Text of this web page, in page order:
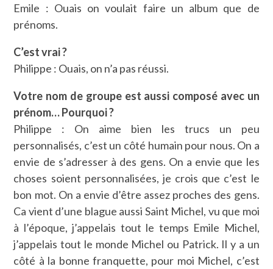
Emile : Ouais on voulait faire un album que de
prénoms.
C’est vrai ?
Philippe : Ouais, on n’a pas réussi.
Votre nom de groupe est aussi composé avec un
prénom… Pourquoi ?
Philippe : On aime bien les trucs un peu
personnalisés, c’est un côté humain pour nous. On a
envie de s’adresser à des gens. On a envie que les
choses soient personnalisées, je crois que c’est le
bon mot. On a envie d’être assez proches des gens.
Ca vient d’une blague aussi Saint Michel, vu que moi
à l’époque, j’appelais tout le temps Emile Michel,
j’appelais tout le monde Michel ou Patrick. Il y a un
côté à la bonne franquette, pour moi Michel, c’est